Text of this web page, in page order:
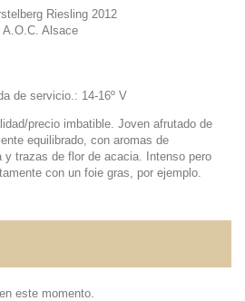
Riesling 2012
A.O.C. Alsace
de servicio.: 14-16º V
precio imbatible. Joven afrutado de
equilibrado, con aromas de
y trazas de flor de acacia. Intenso pero
con un foie gras, por ejemplo.
este momento.